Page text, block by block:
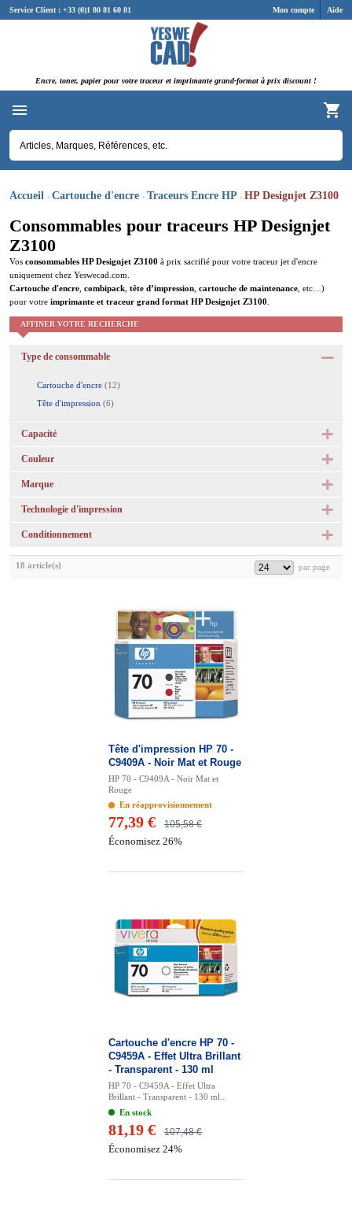
Mon compte Aide
Service Client : +33 (0)1 80 81 60 81
Encre, toner, papier pour votre traceur et imprimante grand-format à prix discount !
Accueil Cartouche d'encre Traceurs Encre HP HP Designjet Z3100
Consommables pour traceurs HP Designjet
Z3100
Vos consommables HP Designjet Z3100 à prix sacrifié pour votre traceur jet d'encre
uniquement chez Yeswecad.com.
Cartouche d'encre combipack tête d’impression cartouche de maintenance , etc…)
pour votre imprimante et traceur grand format HP Designjet Z3100
AFFINER VOTRE RECHERCHE
Type de consommable
Cartouche d'encre (12)
Tête d'impression (6)
Capacité
Couleur
Marque
Technologie d'impression
Conditionnement
18 article(s)
Tête d'impression HP 70 -
C9409A - Noir Mat et Rouge
HP 70 - C9409A - Noir Mat et
Rouge
En réapprovisionnement
105,58 €
77,39 €
Économisez 26%
Cartouche d'encre HP 70 -
C9459A - Effet Ultra Brillant
- Transparent - 130 ml
HP 70 - C9459A - Effet Ultra
Brillant - Transparent - 130 ml...
En stock
107,48 €
81,19 €
Économisez 24%
Panneau de gestion des cookies